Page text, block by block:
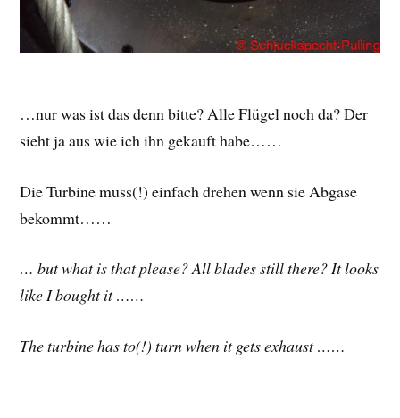
…nur was ist das denn bitte? Alle Flügel noch da? Der
sieht ja aus wie ich ihn gekauft habe……
Die Turbine muss(!) einfach drehen wenn sie Abgase
bekommt……
… but what is that please? All blades still there? It looks
like I bought it ……
The turbine has to(!) turn when it gets exhaust ……